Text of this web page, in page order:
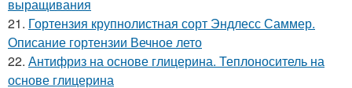
выращивания
21. Гортензия крупнолистная сорт Эндлесс Саммер.
Описание гортензии Вечное лето
22. Антифриз на основе глицерина. Теплоноситель на
основе глицерина